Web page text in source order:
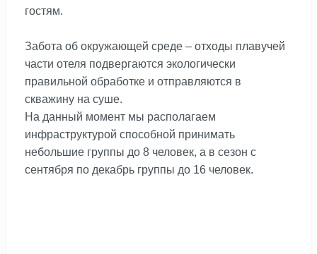
гостям.
Забота об окружающей среде – отходы плавучей
части отеля подвергаются экологически
правильной обработке и отправляются в
скважину на суше.
На данный момент мы располагаем
инфраструктурой способной принимать
небольшие группы до 8 человек, а в сезон с
сентября по декабрь группы до 16 человек.